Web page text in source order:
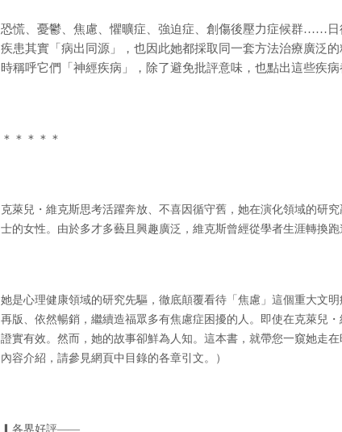
恐慌、憂鬱、焦慮、懼曠症、強迫症、創傷後壓力症候群……
疾患其實「病出同源」，也因此她都採取同一套方法治療廣泛
時稱呼它們「神經疾病」，除了避免批評意味，也點出這些疾病
＊＊＊＊＊
克萊兒・維克斯思考活躍奔放、不喜因循守舊，她在演化領域的研
士的女性。 由於多才多藝且興趣廣泛，維克斯曾經從學者生涯轉換
她是心理健康領域的研究先驅，徹底顛覆看待「焦慮」這個重大文
再版、依然暢銷，繼續造福眾多有焦慮症困擾的人。即使在克萊兒
證實有效。然而，她的故事卻鮮為人知。這本書，就帶您一窺她走
內容介紹，請參見網頁中目錄的各章引文。）
▎各界好評——